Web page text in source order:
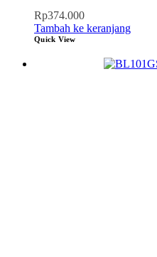
Rp374.000
Tambah ke keranjang
Quick View